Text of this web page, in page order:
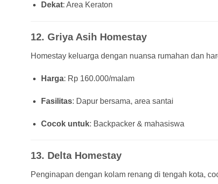
Dekat: Area Keraton
12. Griya Asih Homestay
Homestay keluarga dengan nuansa rumahan dan
Harga: Rp 160.000/malam
Fasilitas: Dapur bersama, area santai
Cocok untuk: Backpacker & mahasiswa
13. Delta Homestay
Penginapan dengan kolam renang di tengah kota,